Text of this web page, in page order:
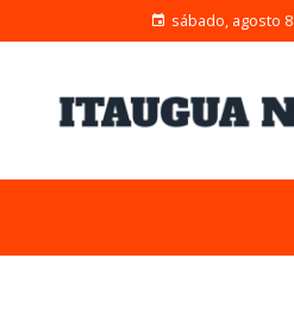
sábado, agosto 8